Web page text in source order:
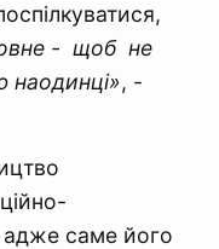
- щоб не
наодинці», -
адже саме його